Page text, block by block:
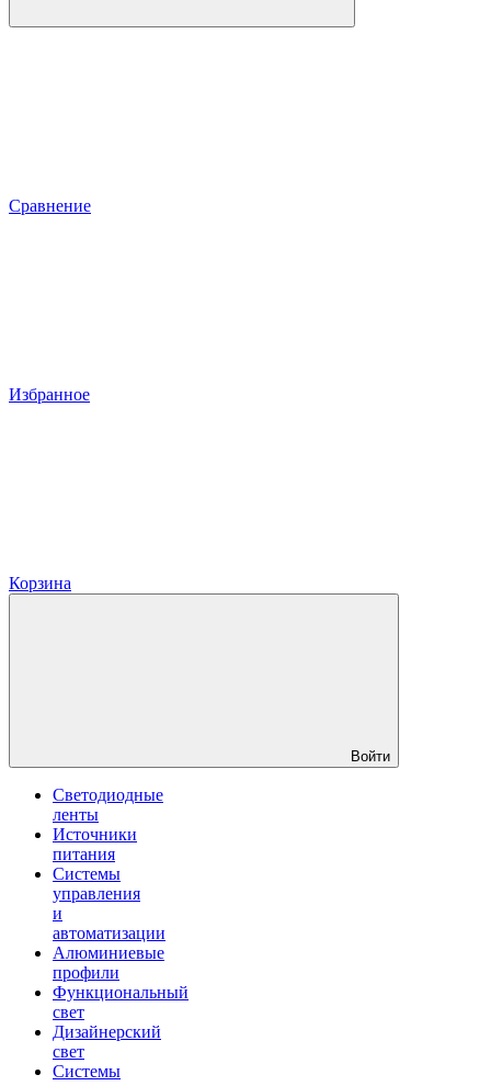
Сравнение
Избранное
Корзина
Войти
Светодиодные
ленты
Источники
питания
Системы
управления
и
автоматизации
Алюминиевые
профили
Функциональный
свет
Дизайнерский
свет
Системы